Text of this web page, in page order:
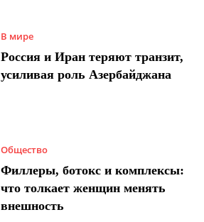
В мире
Россия и Иран теряют транзит,
усиливая роль Азербайджана
Общество
Филлеры, ботокс и комплексы:
что толкает женщин менять
внешность